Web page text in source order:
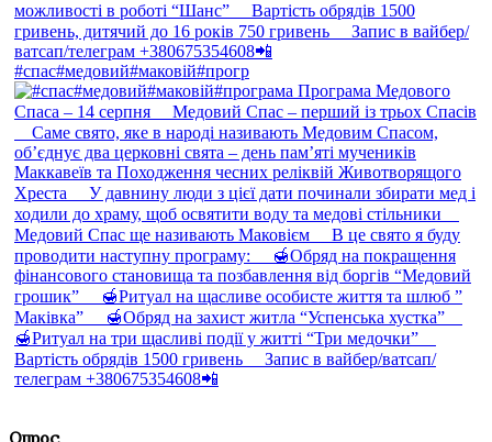
#спас#медовий#маковій#прогр